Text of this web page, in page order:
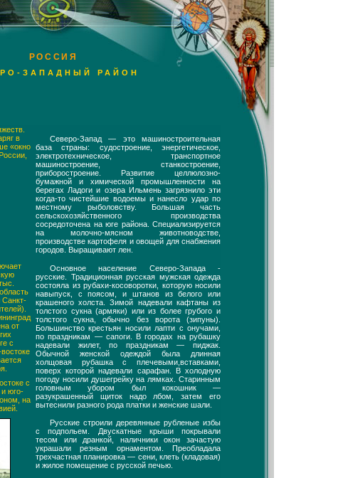
РОССИЯ
ЗАПАДНЫЙ РАЙОН
в
«окно
от
с
с
юго-
на
Северо-Запад — это машиностроительная
база страны: судостроение, энергетическое,
электротехническое, транспортное
машиностроение, станкостроение,
приборостроение. Развитие целлюлозно-
бумажной и химической промышленности на
берегах Ладоги и озера Ильмень загрязнило эти
когда-то чистейшие водоемы и нанесло удар по
местному рыболовству. Большая часть
сельскохозяйственного производства
сосредоточена на юге района. Специализируется
на молочно-мясном животноводстве,
производстве картофеля и овощей для снабжения
городов. Выращивают лен.
Основное население Северо-Запада -
русские. Традиционная русская мужская одежда
состояла из рубахи-косоворотки, которую носили
навыпуск, с поясом, и штанов из белого или
крашеного холста. Зимой надевали кафтаны из
толстого сукна (армяки) или из более грубого и
толстого сукна, обычно без ворота (зипуны).
Большинство крестьян носили лапти с онучами,
по праздникам — сапоги. В городах на рубашку
надевали жилет, по праздникам — пиджак.
Обычной женской одеждой была длинная
холщовая рубашка с плечевыми,вставками,
поверх которой надевали сарафан. В холодную
погоду носили душегрейку на лямках. Старинным
головным убором был кокошник —
разукрашенный щиток надо лбом, затем его
вытеснили разного рода платки и женские шали.
Русские строили деревянные рубленые избы
с подпольем. Двускатные крыши покрывали
тесом или дранкой, наличники окон зачастую
украшали резным орнаментом. Преобладала
трехчастная планировка — сени, клеть (кладовая)
и жилое помещение с русской печью.